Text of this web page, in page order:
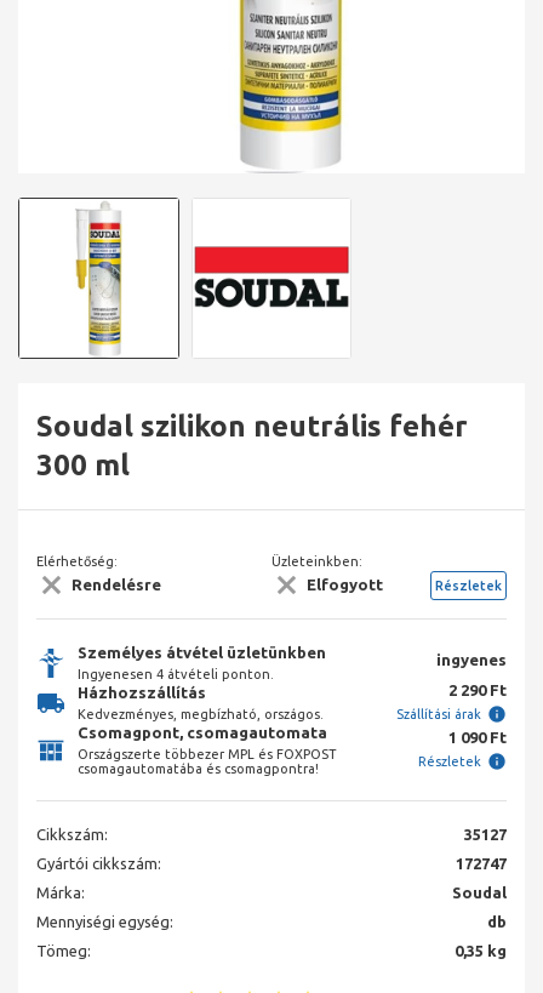
Soudal szilikon neutrális fehér
300 ml
Elérhetőség:
Rendelésre
Üzleteinkben:
Elfogyott Részletek
Személyes átvétel üzletünkben
Ingyenesen 4 átvételi ponton.
ingyenes
Házhozszállítás
Kedvezményes, megbízható, országos.
2 290 Ft
Szállítási árak
Csomagpont, csomagautomata
Országszerte többezer MPL és FOXPOST
csomagautomatába és csomagpontra!
1 090 Ft
Részletek
Cikkszám:
35127
Gyártói cikkszám:
172747
Márka:
Soudal
Mennyiségi egység:
db
Tömeg:
0,35 kg